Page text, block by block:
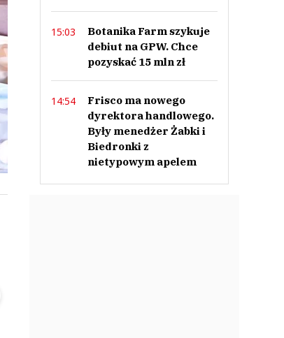
15:03
Botanika Farm szykuje
debiut na GPW. Chce
pozyskać 15 mln zł
14:54
Frisco ma nowego
dyrektora handlowego.
Były menedżer Żabki i
Biedronki z
nietypowym apelem